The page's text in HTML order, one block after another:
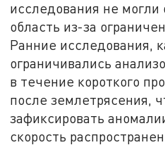
исследования не могли
область из-за
Ранние исследования,
ограничивались
в течение короткого
после землетрясения,
зафиксировать
скорость